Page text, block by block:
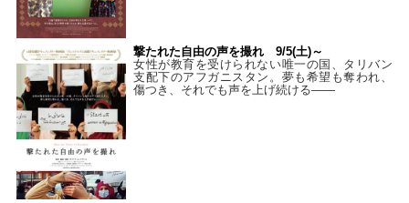
撃たれた自由の声を撮れ 9/5(土)～
女性が教育を受けられない唯一の国、タリバン
支配下のアフガニスタン。夢も希望も奪われ、
傷つき、それでも声を上げ続ける——